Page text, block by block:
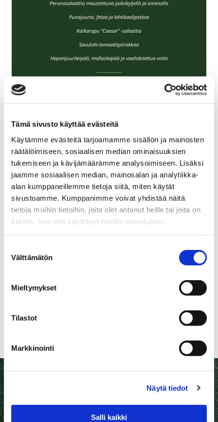
Tämä sivusto käyttää evästeitä
Käytämme evästeitä tarjoamamme sisällön ja mainosten
räätälöimiseen, sosiaalisen median ominaisuuksien
tukemiseen ja kävijämäärämme analysoimiseen. Lisäksi
jaamme sosiaalisen median, mainosalan ja analytiikka-
alan kumppaneillemme tietoja siitä, miten käytät
sivustoamme. Kumppanimme voivat yhdistää näitä
tietoja muihin tietoihin, joita olet antanut heille tai joita on
kerätty, kun olet käyttänyt heidän palvelujaan.
valinta
Välttämätön
Mieltymykset
Tilastot
Markkinointi
Näytä tiedot
Salli kaikki
Täydennä brunssisi kuplilla:
Champagne Bernard Robert Reserve Brut Brut 14,00
Grosella karviaismarjakuohu, Tarkiainen Winery,